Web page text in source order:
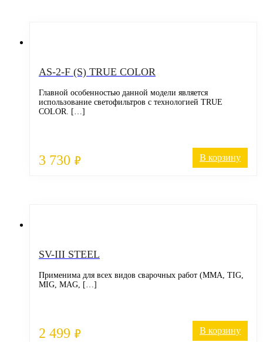
AS-2-F (S) TRUE COLOR
3 730 ₽
Главной особенностью данной модели является
использование светофильтров с технологией TRUE
COLOR. […]
В корзину
SV-III STEEL
2 499 ₽
Применима для всех видов сварочных работ (MMA, TIG,
MIG, MAG, […]
В корзину